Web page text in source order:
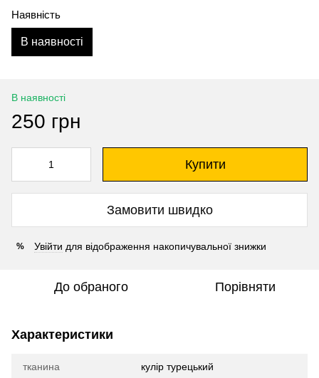
Наявність
В наявності
В наявності
250 грн
Купити
Замовити швидко
% Увійти для відображення накопичувальної знижки
До обраного Порівняти
Характеристики
тканина кулір турецький